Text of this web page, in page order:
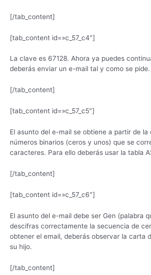
[/tab_content]
[tab_content id=»c_57_c4″]
La clave es 67128. Ahora ya puedes
deberás enviar un e-mail tal y como se pide.
[/tab_content]
[tab_content id=»c_57_c5″]
El asunto del e-mail se obtiene a partir de la
números binarios (ceros y unos) que se
caracteres. Para ello deberás usar la tabla
[/tab_content]
[tab_content id=»c_57_c6″]
El asunto del e-mail debe ser Gen (palabra
descifras correctamente la secuencia de
obtener el email, deberás observar la carta
su hijo.
[/tab_content]